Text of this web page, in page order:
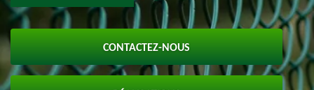
CONTACTEZ-NOUS